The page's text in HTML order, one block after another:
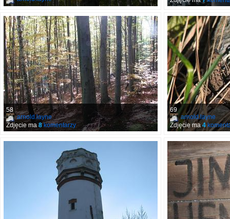
58
arnold.layne
Zdjęcie ma8komentarzy
69
arnold.layne
Zdjęcie ma 4